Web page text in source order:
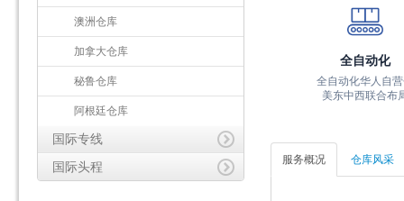
澳洲仓库
加拿大仓库
秘鲁仓库
阿根廷仓库
国际专线
国际头程
全自动化
全自动化华人自
美东中西联合布
服务概况 仓库风采